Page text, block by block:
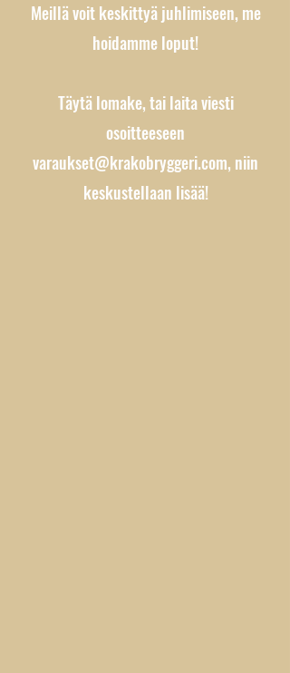
Meillä voit keskittyä juhlimiseen, me
hoidamme loput!
Täytä lomake, tai laita viesti
osoitteeseen
varaukset@krakobryggeri.com, niin
keskustellaan lisää!